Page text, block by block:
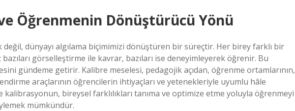
Öğrenmenin Dönüştürücü Yönü
değil, dünyayı algılama biçimimizi dönüştüren bir süreçtir. Her birey farklı bir
görselleştirme ile kavrar, bazıları ise deneyimleyerek öğrenir. Bu
gündeme getirir. Kalibre meselesi, pedagojik açıdan, öğrenme ortamlarının,
araçlarının öğrencilerin ihtiyaçları ve yetenekleriyle uyumlu hâle
bireysel farklılıkları tanıma ve optimize etme yoluyla öğrenmeyi
mümkündür.